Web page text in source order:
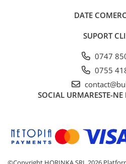
DATE
SUPORT
0747
0755
SOCIAL URMARESTE-